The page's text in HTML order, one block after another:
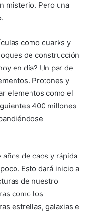
misterio. Pero una
como quarks y
de construcción
en día? Un par de
Protones y
elementos como el
400 millones
de caos y rápida
Esto dará inicio a
de nuestro
como los
estrellas, galaxias e